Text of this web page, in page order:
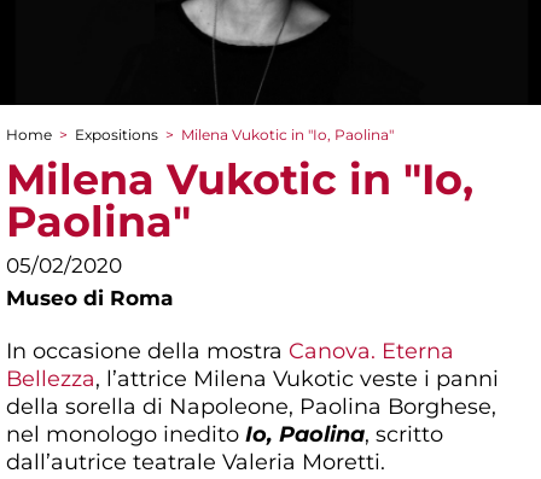
You are here
Home > Expositions > Milena Vukotic in "Io, Paolina"
Milena Vukotic in "Io,
Paolina"
05/02/2020
Museo di Roma
In occasione della mostra Canova. Eterna
Bellezza, l’attrice Milena Vukotic veste i panni
della sorella di Napoleone, Paolina Borghese,
nel monologo inedito Io, Paolina, scritto
dall’autrice teatrale Valeria Moretti.